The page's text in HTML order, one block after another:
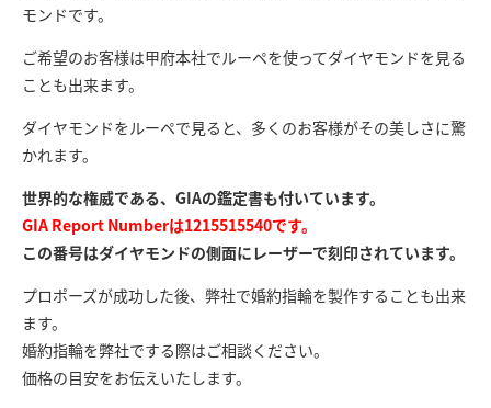
モンドです。
ご希望のお客様は甲府本社でルーペを使ってダイヤモンドを見る
ことも出来ます。
ダイヤモンドをルーペで見ると、多くのお客様がその美しさに驚
かれます。
世界的な権威である、GIAの鑑定書も付いています。
GIA Report Numberは1215515540です。
この番号はダイヤモンドの側面にレーザーで刻印されています。
プロポーズが成功した後、弊社で婚約指輪を製作することも出来
ます。
婚約指輪を弊社でする際はご相談ください。
価格の目安をお伝えいたします。